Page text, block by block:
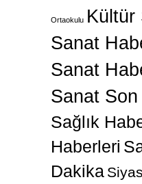
Ortaokulu Kültür
Sanat
Sanat
Sanat
Sağlık
Haberleri
Dakika